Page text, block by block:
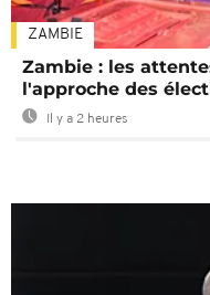
ZAMBIE
Zambie : les
l'approche des
Il y a 2 heures